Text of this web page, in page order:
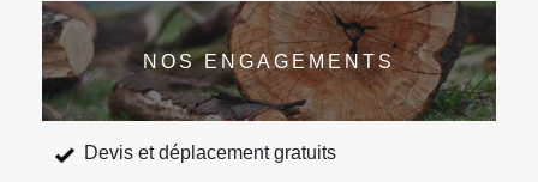
NOS ENGAGEMENTS
Devis et déplacement gratuits